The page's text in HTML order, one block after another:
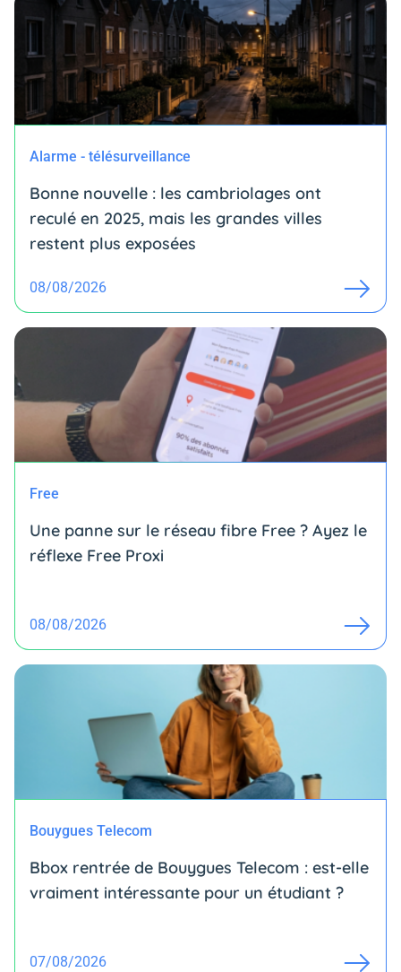
Alarme - télésurveillance
Bonne nouvelle : les cambriolages ont
reculé en 2025, mais les grandes villes
restent plus exposées
08/08/2026
Free
Une panne sur le réseau fibre Free ? Ayez le
réflexe Free Proxi
08/08/2026
Bouygues Telecom
Bbox rentrée de Bouygues Telecom : est-elle
vraiment intéressante pour un étudiant ?
07/08/2026